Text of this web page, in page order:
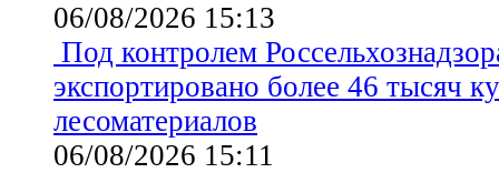
06/08/2026 15:13
Под контролем
экспортировано более 46 тысяч
лесоматериалов
06/08/2026 15:11